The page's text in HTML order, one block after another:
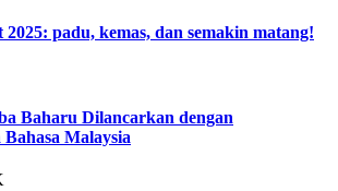
padu, kemas, dan semakin matang!
Baharu Dilancarkan dengan
Bahasa Malaysia